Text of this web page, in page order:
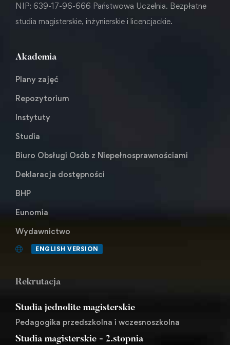
NIP: 639-17-96-666 Państwowa Uczelnia. Bezpłatne
studia magisterskie, inżynierskie i licencjackie.
Akademia
Plany zajęć
Repozytorium
Instytuty
Studia
Biuro Obsługi Osób z Niepełnosprawnościami
Deklaracja dostępności
BHP
Eunomia
Wydawnictwo
ENGLISH VERSION
Rekrutacja
Studia jednolite magisterskie
Pedagogika przedszkolna i wczesnoszkolna
Studia magisterskie - 2.stopnia